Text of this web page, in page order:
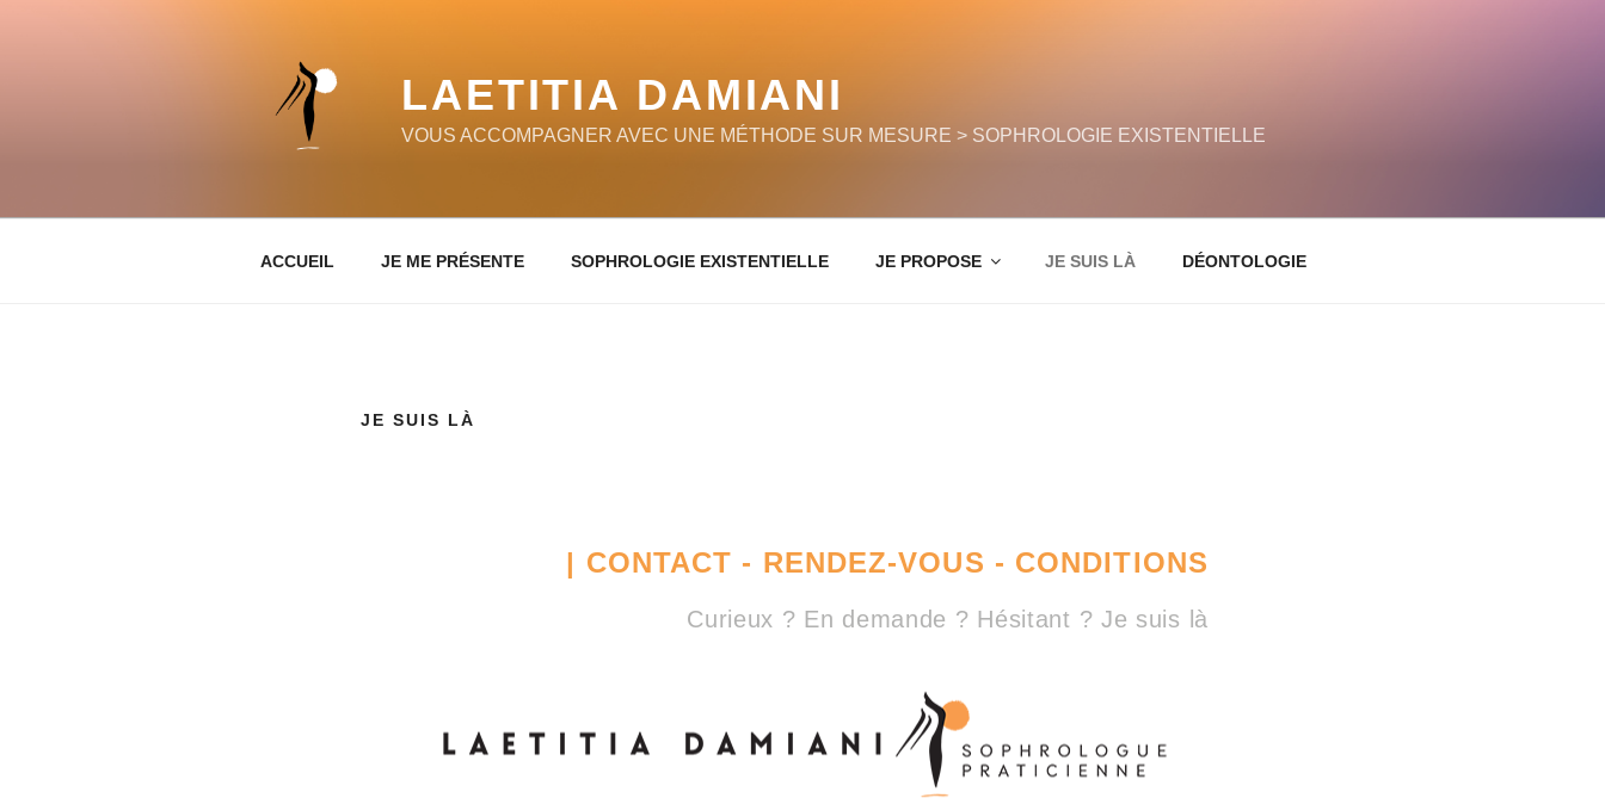
LAETITIA DAMIANI
VOUS ACCOMPAGNER AVEC UNE MÉTHODE SUR MESURE > SOPHROLOGIE EXISTENTIELLE
ACCUEIL JE ME PRÉSENTE SOPHROLOGIE EXISTENTIELLE JE PROPOSE JE SUIS LÀ DÉONTOLOGIE
JE SUIS LÀ
| CONTACT - RENDEZ-VOUS - CONDITIONS
Curieux ? En demande ? Hésitant ? Je suis là